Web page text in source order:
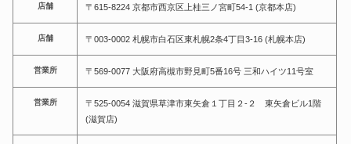
店舗 〒615-8224 京都市西京区上桂三ノ宮町54-1 (京都本店)
店舗 〒003-0002 札幌市白石区東札幌2条4丁目3-16 (札幌本店)
営業所 〒569-0077 大阪府高槻市野見町5番16号 三和ハイツ11号室
営業所
〒525-0054 滋賀県草津市東矢倉１丁目２-２ 東矢倉ビル1階
(滋賀店)